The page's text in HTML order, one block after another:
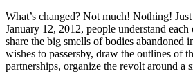
What’s changed? Not much! Nothing!
January 12, 2012, people understand each
share the big smells of bodies abandoned
wishes to passersby, draw the outlines of
partnerships, organize the revolt around a